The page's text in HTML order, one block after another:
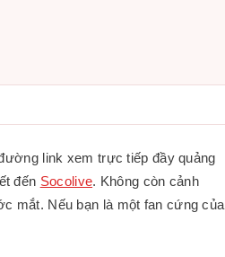
link xem trực tiếp đầy quảng
đến Socolive. Không còn cảnh
mắt. Nếu bạn là một fan cứng của